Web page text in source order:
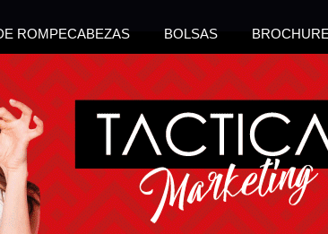
ROMPECABEZAS BOLSAS